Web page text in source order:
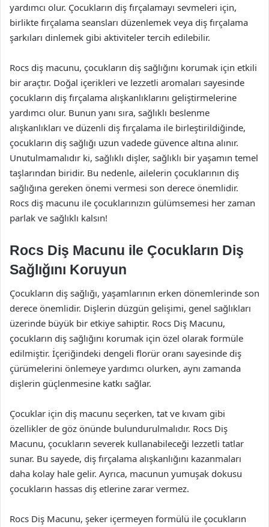
yardımcı olur. Çocukların diş fırçalamayı sevmeleri için,
birlikte fırçalama seansları düzenlemek veya diş fırçalama
şarkıları dinlemek gibi aktiviteler tercih edilebilir.
Rocs diş macunu, çocukların diş sağlığını korumak için etkili
bir araçtır. Doğal içerikleri ve lezzetli aromaları sayesinde
çocukların diş fırçalama alışkanlıklarını geliştirmelerine
yardımcı olur. Bunun yanı sıra, sağlıklı beslenme
alışkanlıkları ve düzenli diş fırçalama ile birleştirildiğinde,
çocukların diş sağlığı uzun vadede güvence altına alınır.
Unutulmamalıdır ki, sağlıklı dişler, sağlıklı bir yaşamın temel
taşlarından biridir. Bu nedenle, ailelerin çocuklarının diş
sağlığına gereken önemi vermesi son derece önemlidir.
Rocs diş macunu ile çocuklarınızın gülümsemesi her zaman
parlak ve sağlıklı kalsın!
Rocs Diş Macunu ile Çocukların Diş
Sağlığını Koruyun
Çocukların diş sağlığı, yaşamlarının erken dönemlerinde son
derece önemlidir. Dişlerin düzgün gelişimi, genel sağlıkları
üzerinde büyük bir etkiye sahiptir. Rocs Diş Macunu,
çocukların diş sağlığını korumak için özel olarak formüle
edilmiştir. İçeriğindeki dengeli florür oranı sayesinde diş
çürümelerini önlemeye yardımcı olurken, aynı zamanda
dişlerin güçlenmesine katkı sağlar.
Çocuklar için diş macunu seçerken, tat ve kıvam gibi
özellikler de göz önünde bulundurulmalıdır. Rocs Diş
Macunu, çocukların severek kullanabileceği lezzetli tatlar
sunar. Bu sayede, diş fırçalama alışkanlığını kazanmaları
daha kolay hale gelir. Ayrıca, macunun yumuşak dokusu
çocukların hassas diş etlerine zarar vermez.
Rocs Diş Macunu, şeker içermeyen formülü ile çocukların